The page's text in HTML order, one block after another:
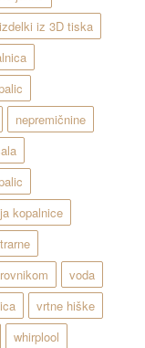
izdelki iz 3D tiska
nepremičnine
kopalnice
voda
vrtne hiške
whirplool